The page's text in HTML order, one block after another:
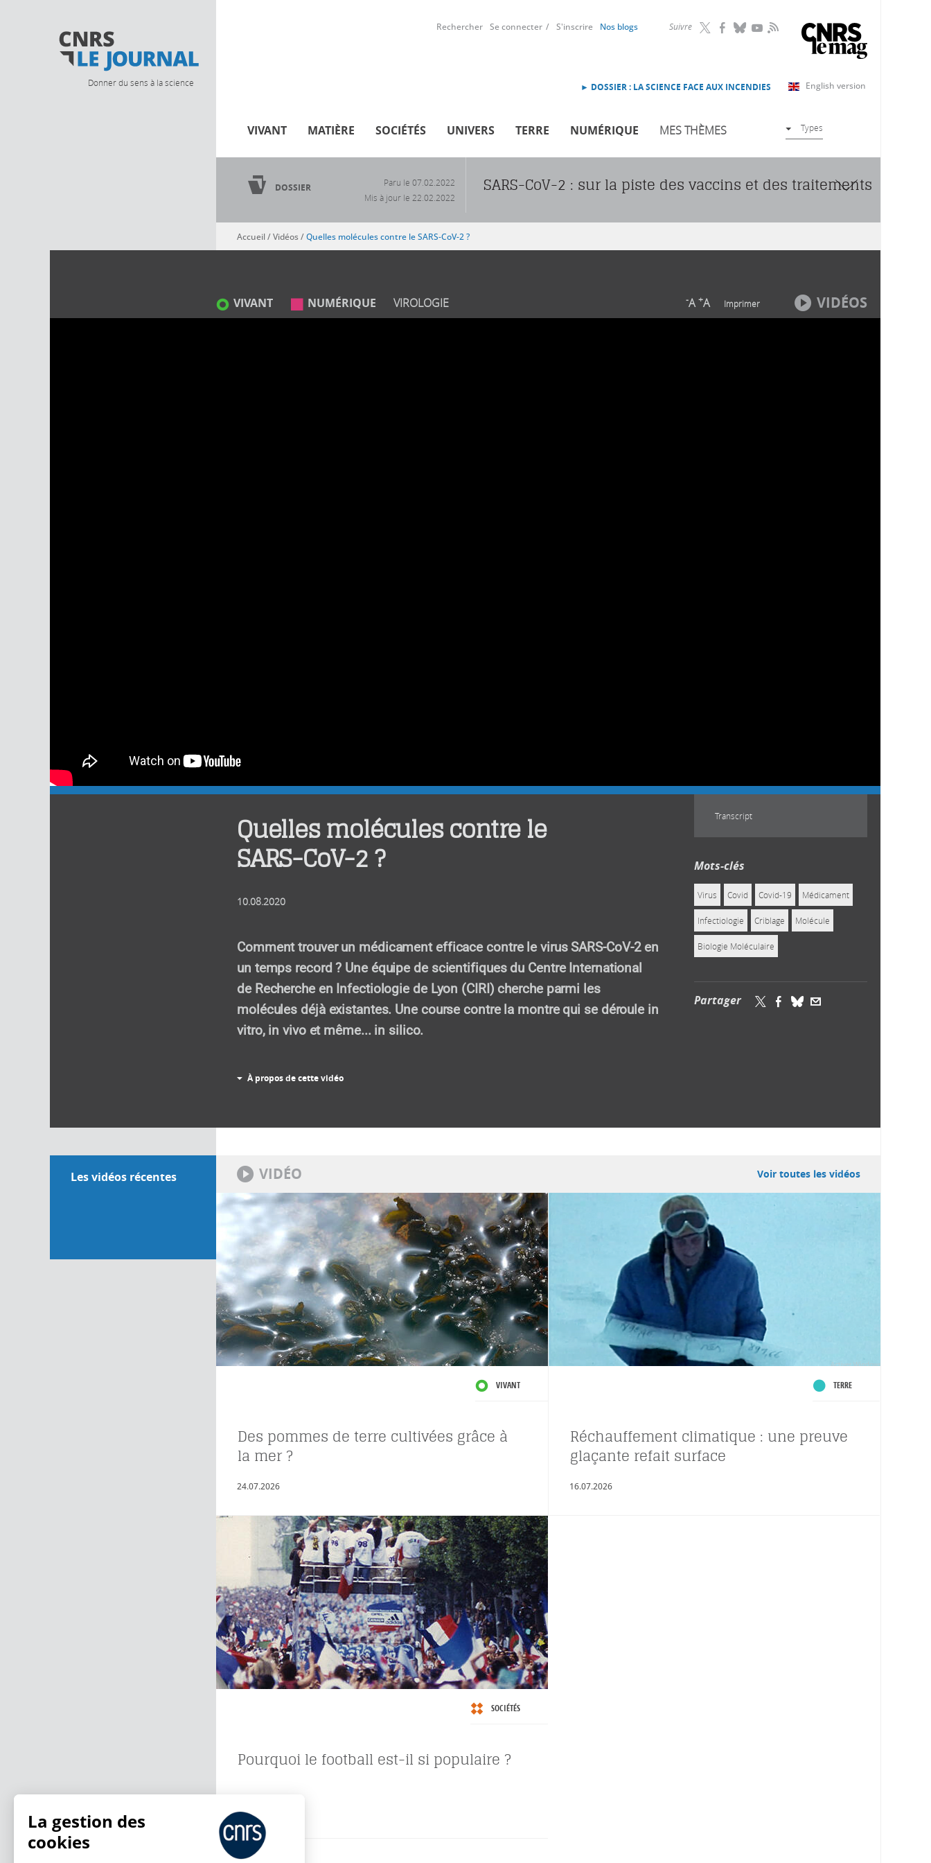
Donner du sens à la science
Suivre RSS
Rechercher Se connecter S'inscrire Nos blogs
English version
► DOSSIER : LA SCIENCE FACE AUX INCENDIES
VIVANT MATIÈRE SOCIÉTÉS UNIVERS TERRE NUMÉRIQUE MES THÈMES Types
DOSSIER Paru le 07.02.2022
Mis à jour le 22.02.2022
SARS-CoV-2 : sur la piste des vaccins et des traitements
Vous êtes ici
Accueil/Vidéos/Quelles molécules contre le SARS-CoV-2 ?
VIVANT NUMÉRIQUE VIROLOGIE -A +A Imprimer VIDÉOS
Quelles molécules contre le
SARS-CoV-2 ?
10.08.2020
Comment trouver un médicament efficace contre le virus SARS-CoV-2 en
un temps record ? Une équipe de scientifiques du Centre International
de Recherche en Infectiologie de Lyon (CIRI) cherche parmi les
molécules déjà existantes. Une course contre la montre qui se déroule in
vitro, in vivo et même... in silico.
À propos de cette vidéo
Transcript
Mots-clés
Virus Covid Covid-19 Médicament
Infectiologie Criblage Molécule
Biologie Moléculaire
Partager
Les vidéos récentes VIDÉO Voir toutes les vidéos
VIVANT
Des pommes de terre cultivées grâce à
la mer ?
24.07.2026
TERRE
Réchauffement climatique : une preuve
glaçante refait surface
16.07.2026
SOCIÉTÉS
Pourquoi le football est-il si populaire ?
13.07.2026
La gestion des
cookies